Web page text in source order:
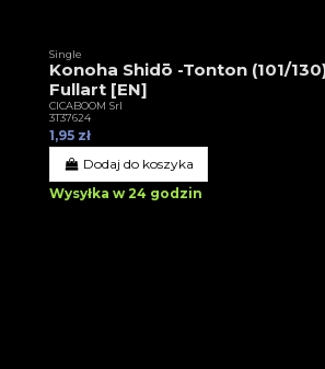
Single
Konoha Shidō -Tonton (101/
Fullart [EN]
CICABOOM Srl
3T37624
1,95 zł
Dodaj do koszyka
Wysyłka w 24 godzin